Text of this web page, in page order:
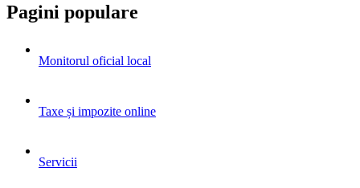
Pagini populare
Monitorul oficial local
Taxe și impozite online
Servicii